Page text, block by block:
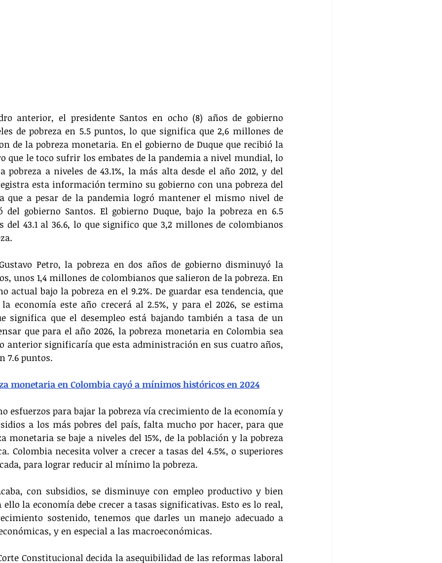
anterior, el presidente Santos en ocho (8) años de gobierno
de pobreza en 5.5 puntos, lo que significa que 2,6 millones de
de la pobreza monetaria. En el gobierno de Duque que recibió la
que le toco sufrir los embates de la pandemia a nivel mundial, lo
pobreza a niveles de 43.1%, la más alta desde el año 2012, y del
esta información termino su gobierno con una pobreza del
que a pesar de la pandemia logró mantener el mismo nivel de
del gobierno Santos. El gobierno Duque, bajo la pobreza en 6.5
del 43.1 al 36.6, lo que significo que 3,2 millones de colombianos
Petro, la pobreza en dos años de gobierno disminuyó la
unos 1,4 millones de colombianos que salieron de la pobreza. En
actual bajo la pobreza en el 9.2%. De guardar esa tendencia, que
economía este año crecerá al 2.5%, y para el 2026, se estima
significa que el desempleo está bajando también a tasa de un
que para el año 2026, la pobreza monetaria en Colombia sea
anterior significaría que esta administración en sus cuatro años,
7.6 puntos.
monetaria en Colombia cayó a mínimos históricos en 2024
esfuerzos para bajar la pobreza vía crecimiento de la economía y
a los más pobres del país, falta mucho por hacer, para que
monetaria se baje a niveles del 15%, de la población y la pobreza
Colombia necesita volver a crecer a tasas del 4.5%, o superiores
para lograr reducir al mínimo la pobreza.
con subsidios, se disminuye con empleo productivo y bien
la economía debe crecer a tasas significativas. Esto es lo real,
sostenido, tenemos que darles un manejo adecuado a
y en especial a las macroeconómicas.
Constitucional decida la asequibilidad de las reformas laboral